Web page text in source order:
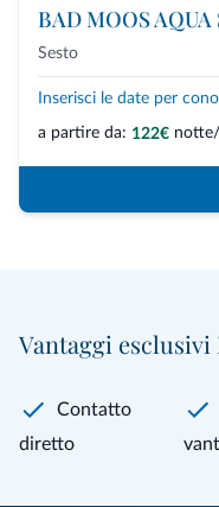
BAD MOOS AQUA
Sesto
Inserisci le date per
a partire da: 122€
Vantaggi
Contatto
diretto